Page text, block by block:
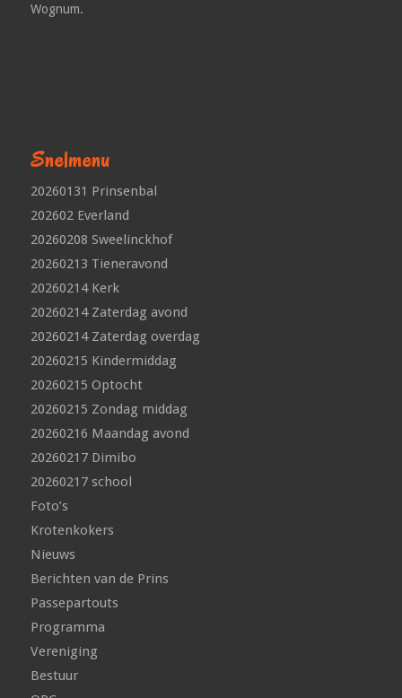
Wognum.
Snelmenu
20260131 Prinsenbal
202602 Everland
20260208 Sweelinckhof
20260213 Tieneravond
20260214 Kerk
20260214 Zaterdag avond
20260214 Zaterdag overdag
20260215 Kindermiddag
20260215 Optocht
20260215 Zondag middag
20260216 Maandag avond
20260217 Dimibo
20260217 school
Foto’s
Krotenkokers
Nieuws
Berichten van de Prins
Passepartouts
Programma
Vereniging
Bestuur